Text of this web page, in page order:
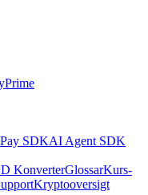
Prime
Pay SDKAI Agent SDK
KonverterGlossarKurs-
Kryptooversigt